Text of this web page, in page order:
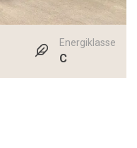
Energiklasse
C